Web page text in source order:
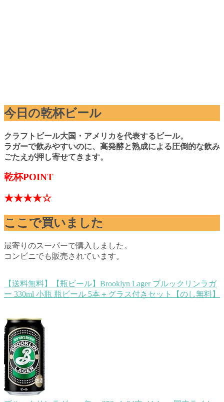
今日の乾杯ビール
クラフトビール大国・アメリカを代表するビール。
ラガーで飲みやすいのに、高発酵と熟成による圧倒的な飲み
ごたえが押し寄せてきます。
乾杯POINT
★★★★☆
ここで買いました
最寄りのスーパーで購入しました。
コンビニでも販売されています。
【送料無料】【瓶ビール】Brooklyn Lager ブルックリンラガ
ー 330ml 小瓶 瓶ビール 5本＋グラス付きセット【のし無料】